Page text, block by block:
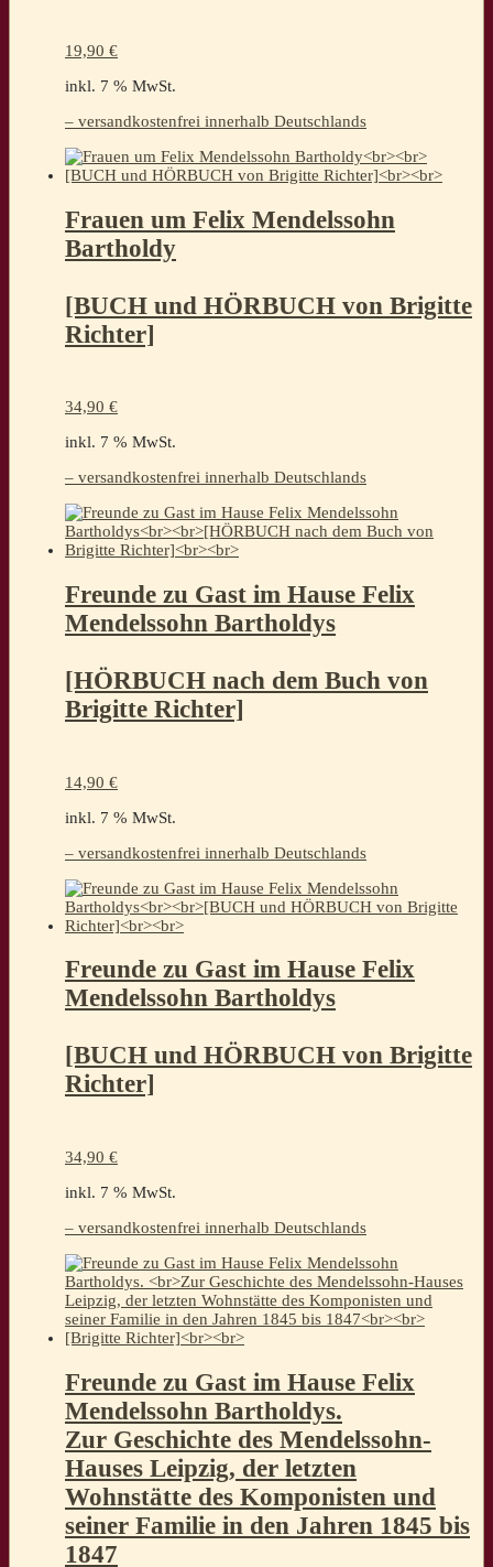
19,90 €
inkl. 7 % MwSt.
– versandkostenfrei innerhalb Deutschlands
Frauen um Felix Mendelssohn
Bartholdy
[BUCH und HÖRBUCH von Brigitte
Richter]
34,90 €
inkl. 7 % MwSt.
– versandkostenfrei innerhalb Deutschlands
Freunde zu Gast im Hause Felix
Mendelssohn Bartholdys
[HÖRBUCH nach dem Buch von
Brigitte Richter]
14,90 €
inkl. 7 % MwSt.
– versandkostenfrei innerhalb Deutschlands
Freunde zu Gast im Hause Felix
Mendelssohn Bartholdys
[BUCH und HÖRBUCH von Brigitte
Richter]
34,90 €
inkl. 7 % MwSt.
– versandkostenfrei innerhalb Deutschlands
Freunde zu Gast im Hause Felix
Mendelssohn Bartholdys.
Zur Geschichte des Mendelssohn-
Hauses Leipzig, der letzten
Wohnstätte des Komponisten und
seiner Familie in den Jahren 1845 bis
1847